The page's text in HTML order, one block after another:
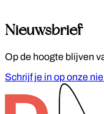
Nieuwsbrief
Op de hoogte blijven
Schrijf je in op onze